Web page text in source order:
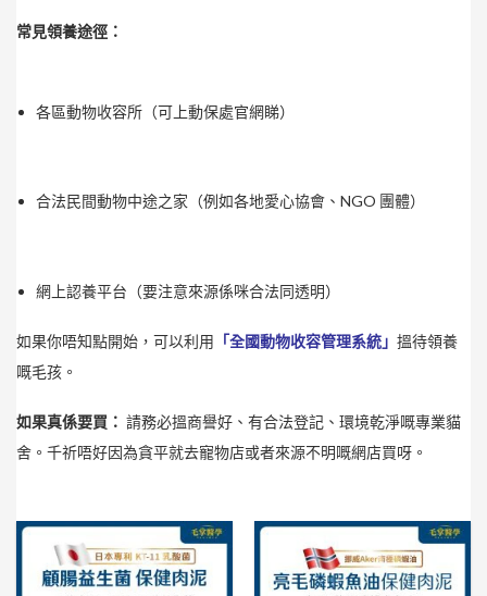
常見領養途徑：
各區動物收容所（可上動保處官網睇）
合法民間動物中途之家（例如各地愛心協會、NGO 團體）
網上認養平台（要注意來源係咪合法同透明）
如果你唔知點開始，可以利用 「全國動物收容管理系統」 搵待領養
嘅毛孩。
如果真係要買： 請務必搵商譽好、有合法登記、環境乾淨嘅專業貓
舍。千祈唔好因為貪平就去寵物店或者來源不明嘅網店買呀。